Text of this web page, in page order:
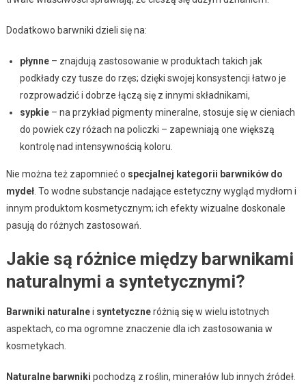
Dodatkowo barwniki dzieli się na:
płynne– znajdują zastosowanie w produktach takich jak
podkłady czy tusze do rzęs; dzięki swojej konsystencji łatwo je
rozprowadzić i dobrze łączą się z innymi składnikami,
sypkie– na przykład pigmenty mineralne, stosuje się w cieniach
do powiek czy różach na policzki – zapewniają one większą
kontrolę nad intensywnością koloru.
Nie można też zapomnieć o specjalnej kategorii barwników do
mydeł. To wodne substancje nadające estetyczny wygląd mydłom i
innym produktom kosmetycznym; ich efekty wizualne doskonale
pasują do różnych zastosowań.
Jakie są różnice między barwnikami
naturalnymi a syntetycznymi?
Barwniki naturalnei syntetyczneróżnią się w wielu istotnych
aspektach, co ma ogromne znaczenie dla ich zastosowania w
kosmetykach.
Naturalne barwniki pochodzą z roślin, minerałów lub innych źródeł.